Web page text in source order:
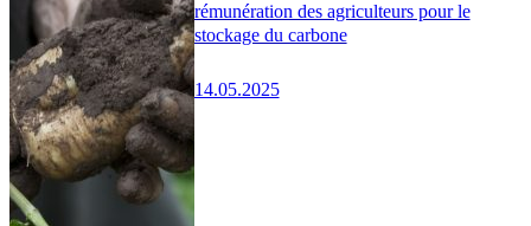
rémunération des agriculteurs pour le
stockage du carbone
14.05.2025